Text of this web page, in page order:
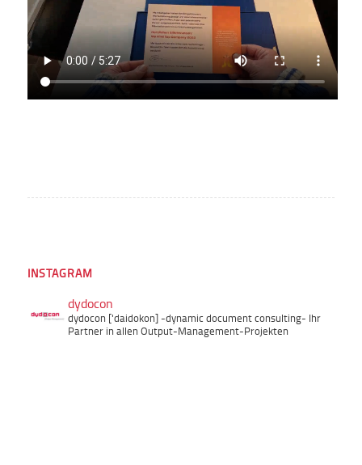
INSTAGRAM
dydocon
dydocon ['daidokon]-dynamic document consulting- Ihr
Partner in allen Output-Management-Projekten